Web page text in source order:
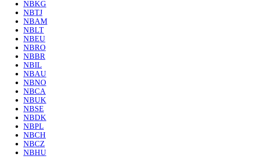
NBKG
NBTJ
NBAM
NBLT
NBEU
NBRO
NBBR
NBIL
NBAU
NBNO
NBCA
NBUK
NBSE
NBDK
NBPL
NBCH
NBCZ
NBHU